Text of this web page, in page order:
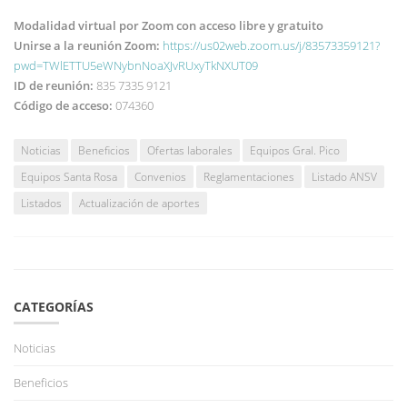
Modalidad virtual por Zoom con acceso libre y gratuito
Unirse a la reunión Zoom: https://us02web.zoom.us/j/83573359121?
pwd=TWlETTU5eWNybnNoaXJvRUxyTkNXUT09
ID de reunión: 835 7335 9121
Código de acceso: 074360
Noticias Beneficios Ofertas laborales
Equipos Gral. Pico
Equipos Santa Rosa
Convenios Reglamentaciones
Listado ANSV
Listados
Actualización de aportes
CATEGORÍAS
Noticias
Beneficios